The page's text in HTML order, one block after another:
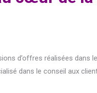
d’offres réalisées dans
dans le conseil aux